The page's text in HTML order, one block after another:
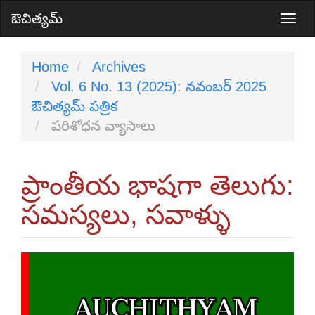
Main
Navigation
Content
Sidebar
ఔచిత్యమ్
Home
Archives
Vol. 6 No. 13 (2025): నవంబర్ 2025
ఔచిత్యమ్ పత్రిక
పరిశోధన వ్యాసాలు
ప్రాంతీయ భాషగా తెలుగు:
సమస్యలు, సవాళ్ళు